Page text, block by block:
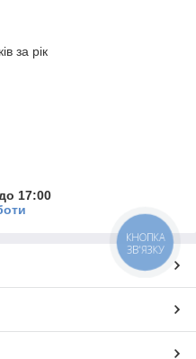
за рік
17:00
КНОПКА
ЗВ'ЯЗКУ